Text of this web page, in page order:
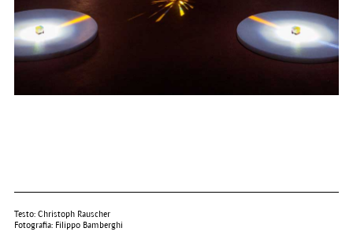
Testo: Christoph Rauscher
Fotografia: Filippo Bamberghi